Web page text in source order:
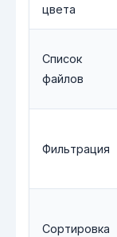
цвета
Список
файлов
Фильтрация
Сортировка